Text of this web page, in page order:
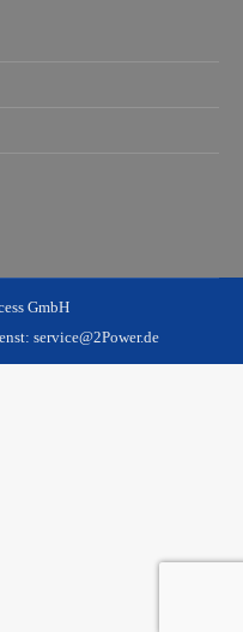
GmbH
service@2Power.de